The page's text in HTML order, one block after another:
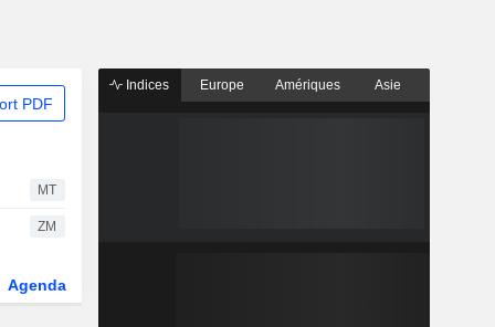
PDF
MT
ZM
Agenda
Indices Europe Amériques Asie